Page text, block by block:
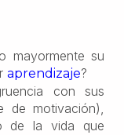
mayormente su
aprendizaje?
con sus
de motivación),
de la vida que